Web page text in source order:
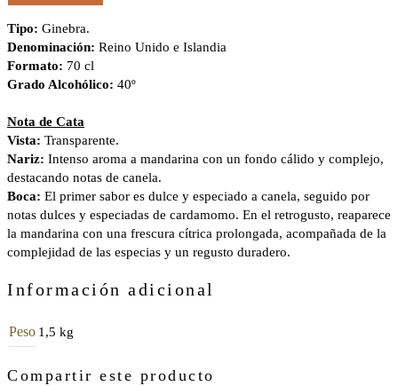
Tipo: Ginebra.
Denominación: Reino Unido e Islandia
Formato: 70 cl
Grado Alcohólico: 40º
Nota de Cata
Vista: Transparente.
Nariz: Intenso aroma a mandarina con un fondo cálido y complejo,
destacando notas de canela.
Boca: El primer sabor es dulce y especiado a canela, seguido por
notas dulces y especiadas de cardamomo. En el retrogusto, reaparece
la mandarina con una frescura cítrica prolongada, acompañada de la
complejidad de las especias y un regusto duradero.
Información adicional
Peso 1,5 kg
Compartir este producto